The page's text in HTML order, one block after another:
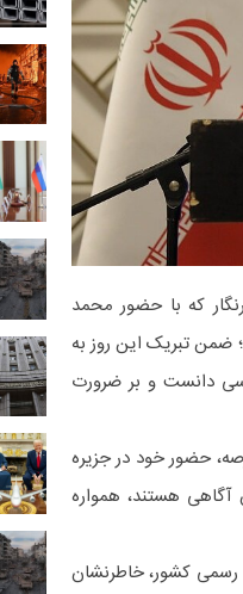
که با حضور محمد
ضمن تبریک این روز به
دانست و بر ضرورت
حضور خود در جزیره
هستند، همواره
مرداد و روز خبرنگار در ۱۷ مرداد در تقویم رسمی کشور، خاطرنشان